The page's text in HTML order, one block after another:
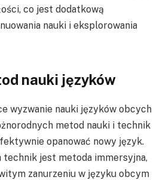
co jest dodatkową
nauki i eksplorowania
nauki języków
wyzwanie nauki języków obcych
metod nauki i technik
opanować nowy język.
technik jest metoda immersyjna,
zanurzeniu w języku obcym